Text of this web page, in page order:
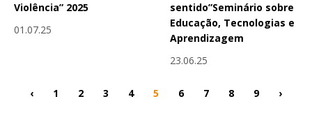
Violência” 2025
01.07.25
sentido”Seminário sobre
Educação, Tecnologias e
Aprendizagem
23.06.25
‹ 1 2 3 4 5 6 7 8 9 ›